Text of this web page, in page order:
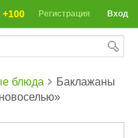
Вход
Регистрация
+100
блюда
Баклажаны